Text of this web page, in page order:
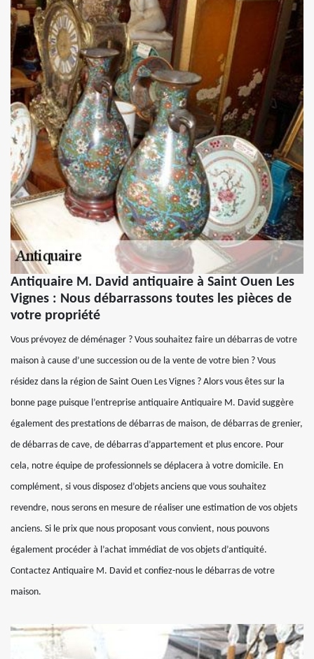
Antiquaire M. David antiquaire à Saint Ouen Les
Vignes : Nous débarrassons toutes les pièces de
votre propriété
Vous prévoyez de déménager ? Vous souhaitez faire un débarras de votre
maison à cause d’une succession ou de la vente de votre bien ? Vous
résidez dans la région de Saint Ouen Les Vignes ? Alors vous êtes sur la
bonne page puisque l’entreprise antiquaire Antiquaire M. David suggère
également des prestations de débarras de maison, de débarras de grenier,
de débarras de cave, de débarras d’appartement et plus encore. Pour
cela, notre équipe de professionnels se déplacera à votre domicile. En
complément, si vous disposez d’objets anciens que vous souhaitez
revendre, nous serons en mesure de réaliser une estimation de vos objets
anciens. Si le prix que nous proposant vous convient, nous pouvons
également procéder à l’achat immédiat de vos objets d’antiquité.
Contactez Antiquaire M. David et confiez-nous le débarras de votre
maison.